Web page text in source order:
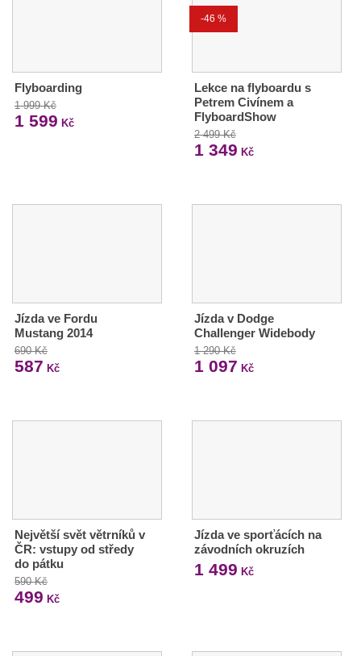
Flyboarding
1 999 Kč
1 599 Kč
-46 %
Lekce na flyboardu s
Petrem Civínem a
FlyboardShow
2 499 Kč
1 349 Kč
Jízda ve Fordu
Mustang 2014
690 Kč
587 Kč
Jízda v Dodge
Challenger Widebody
1 290 Kč
1 097 Kč
Největší svět větrníků v
ČR: vstupy od středy
do pátku
590 Kč
499 Kč
Jízda ve sporťácích na
závodních okruzích
1 499 Kč